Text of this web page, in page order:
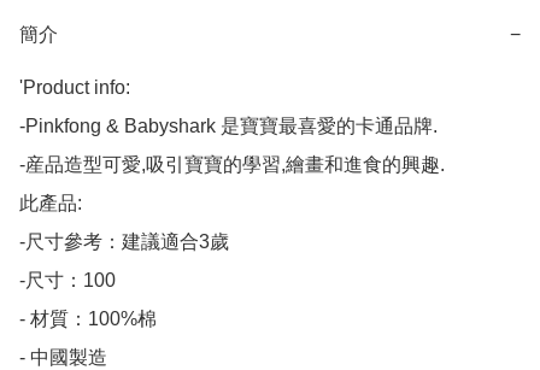
簡介 −
'Product info:
-Pinkfong & Babyshark 是寶寶最喜愛的卡通品牌.
-産品造型可愛,吸引寶寶的學習,繪畫和進食的興趣.
此產品:
-尺寸參考：建議適合3歲
-尺寸：100
- 材質：100%棉
- 中國製造